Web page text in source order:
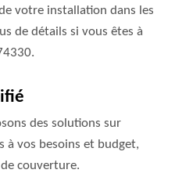
votre installation dans les
de détails si vous êtes à
des solutions sur
à vos besoins et budget,
couverture.